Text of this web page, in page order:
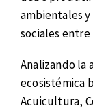
ambientales
sociales entre
Analizando la
ecosistémica
Acuicultura,